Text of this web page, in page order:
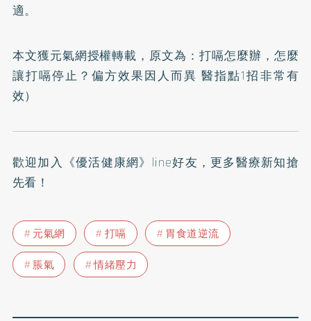
適。
本文獲元氣網授權轉載，原文為：打嗝怎麼辦，怎麼
讓打嗝停止？偏方效果因人而異 醫指點1招非常有
效）
歡迎加入 《優活健康網》line好友 ，更多醫療新知搶
先看！
元氣網 打嗝
胃食道逆流
脹氣
情緒壓力